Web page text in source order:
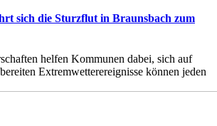
sich die Sturzflut in Braunsbach zum
helfen Kommunen dabei, sich auf
Extremwetterereignisse können jeden